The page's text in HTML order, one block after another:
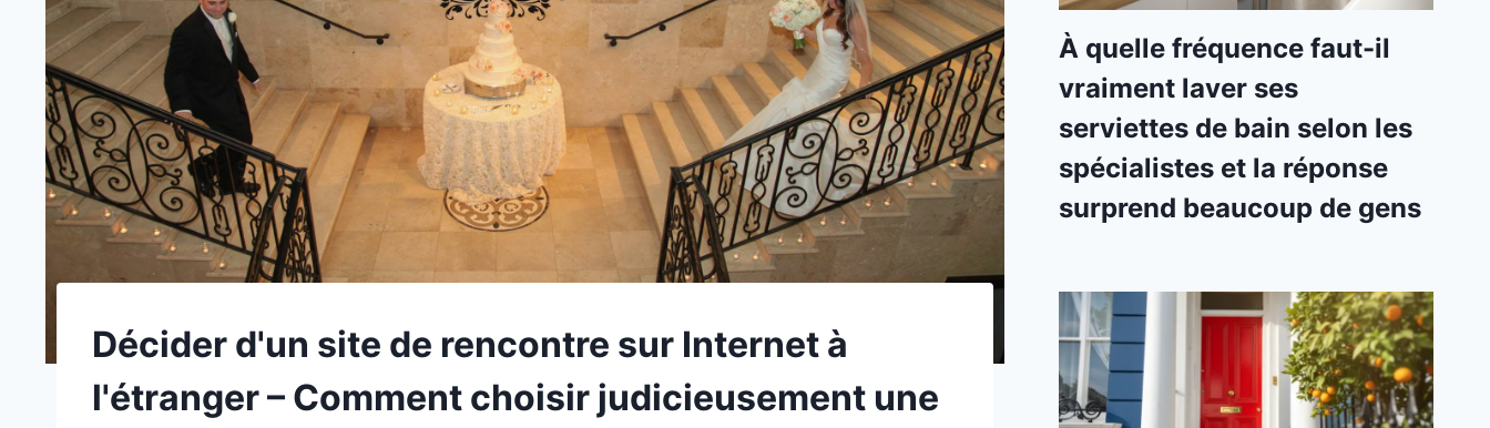
Décider d'un site de rencontre sur Internet à
l'étranger – Comment choisir judicieusement une
À quelle fréquence faut-il
vraiment laver ses
serviettes de bain selon les
spécialistes et la réponse
surprend beaucoup de gens